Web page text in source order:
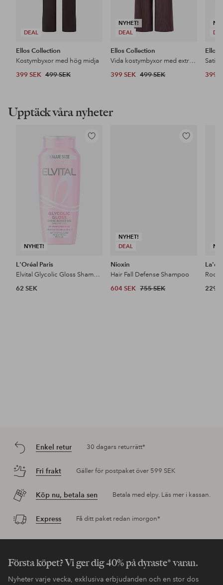
DEAL
Ellos Collection
Kostymbyxor med hög midja
399 SEK 499 SEK
NYHET!
DEAL
Ellos Collection
Vida kostymbyxor med extra hög midja
399 SEK 499 SEK
Ellos
399
Upptäck våra nyheter
NYHET!
Lägg
L'Oréal Paris
Elvital Glycolic Gloss Shampoo For Dull Hair
62 SEK
NYHET!
DEAL
Lägg
Nioxin
Hair Fall Defense Shampoo
604 SEK 755 SEK 229
Enkel retur 30 dagars returrätt*
Fri frakt Gäller för postpaket över 599 SEK
Köp nu, betala sen Betala med elpy. Läs mer i kassan.
Express Få ditt paket redan imorgon*
Första köpet? Vi ger dig 40% på dyraste* varan.
Nyheter varje vecka, exklusiva erbjudanden och en stor dos